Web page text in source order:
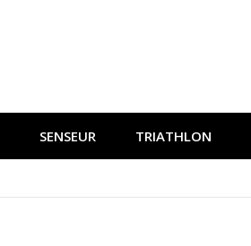
SENSEUR TRIATHLON